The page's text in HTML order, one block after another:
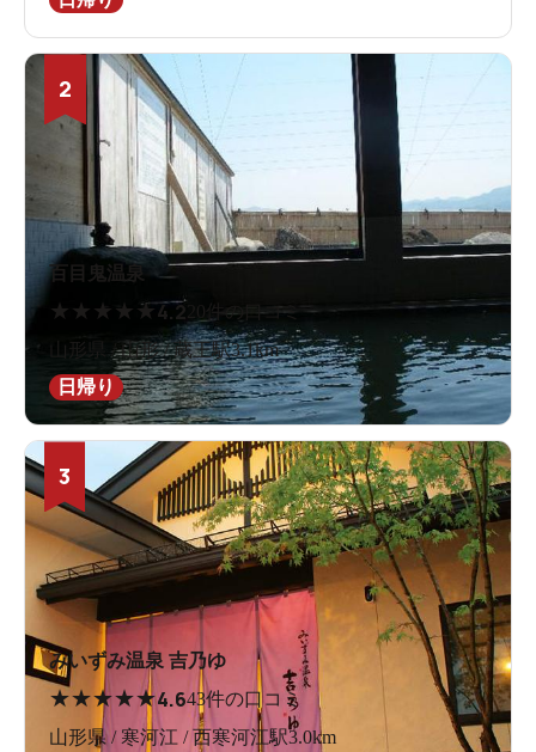
2
百目鬼温泉
★ ★ ★ ★ ★4.2
20件の口コミ
山形県 / 山形 / 蔵王駅3.1km
日帰り
3
みいずみ温泉 吉乃ゆ
★★★★★4.643件の口コミ
山形県 / 寒河江 / 西寒河江駅3.0km